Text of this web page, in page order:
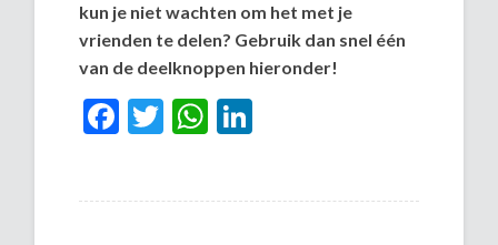
kun je niet wachten om het met je
vrienden te delen? Gebruik dan snel één
van de deelknoppen hieronder!
Facebook
TwitterWhatsApp